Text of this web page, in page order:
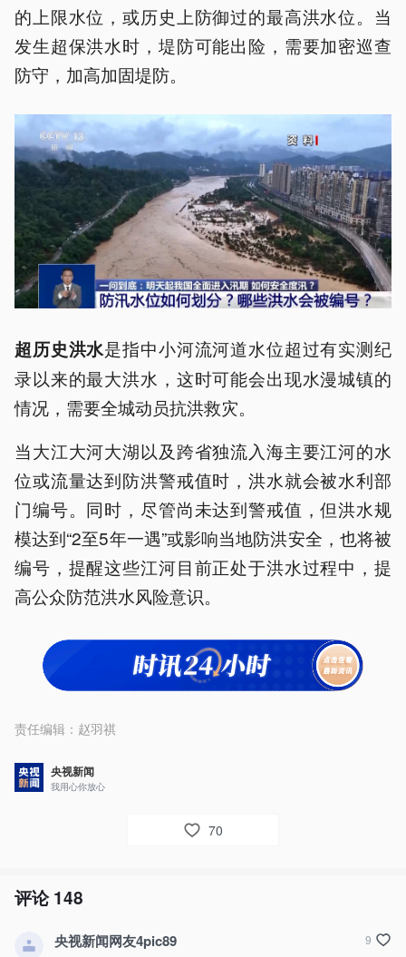
的上限水位，或历史上防御过的最高洪水位。当
发生超保洪水时，堤防可能出险，需要加密巡查
防守，加高加固堤防。
超历史洪水是指中小河流河道水位超过有实测纪
录以来的最大洪水，这时可能会出现水漫城镇的
情况，需要全城动员抗洪救灾。
当大江大河大湖以及跨省独流入海主要江河的水
位或流量达到防洪警戒值时，洪水就会被水利部
门编号。同时，尽管尚未达到警戒值，但洪水规
模达到“2至5年一遇”或影响当地防洪安全，也将被
编号，提醒这些江河目前正处于洪水过程中，提
高公众防范洪水风险意识。
责任编辑： 赵羽祺
央视新闻
我用心你放心
70
评论148
央视新闻网友4pic89 9